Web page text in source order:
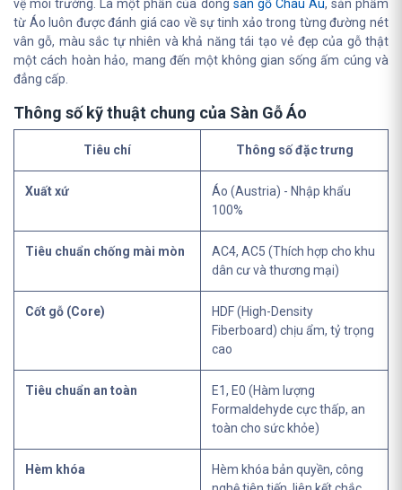
vệ môi trường. Là một phần của dòng sàn gỗ Châu Âu, sản phẩm
từ Áo luôn được đánh giá cao về sự tinh xảo trong từng đường nét
vân gỗ, màu sắc tự nhiên và khả năng tái tạo vẻ đẹp của gỗ thật
một cách hoàn hảo, mang đến một không gian sống ấm cúng và
đẳng cấp.
Thông số kỹ thuật chung của Sàn Gỗ Áo
Tiêu chí Thông số đặc trưng
Xuất xứ
Áo (Austria) - Nhập khẩu
100%
Tiêu chuẩn chống mài mòn
AC4, AC5 (Thích hợp cho khu
dân cư và thương mại)
Cốt gỗ (Core)
HDF (High-Density
Fiberboard) chịu ẩm, tỷ trọng
cao
Tiêu chuẩn an toàn
E1, E0 (Hàm lượng
Formaldehyde cực thấp, an
toàn cho sức khỏe)
Hèm khóa
Hèm khóa bản quyền, công